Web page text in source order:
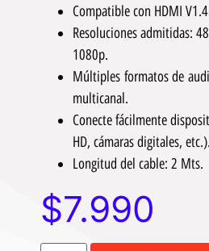
Compatible con HDMI
Resoluciones admitidas:
1080p.
Múltiples formatos de
multicanal.
Conecte fácilmente
HD, cámaras digitales, etc.).
Longitud del cable: 2 Mts.
$7.990